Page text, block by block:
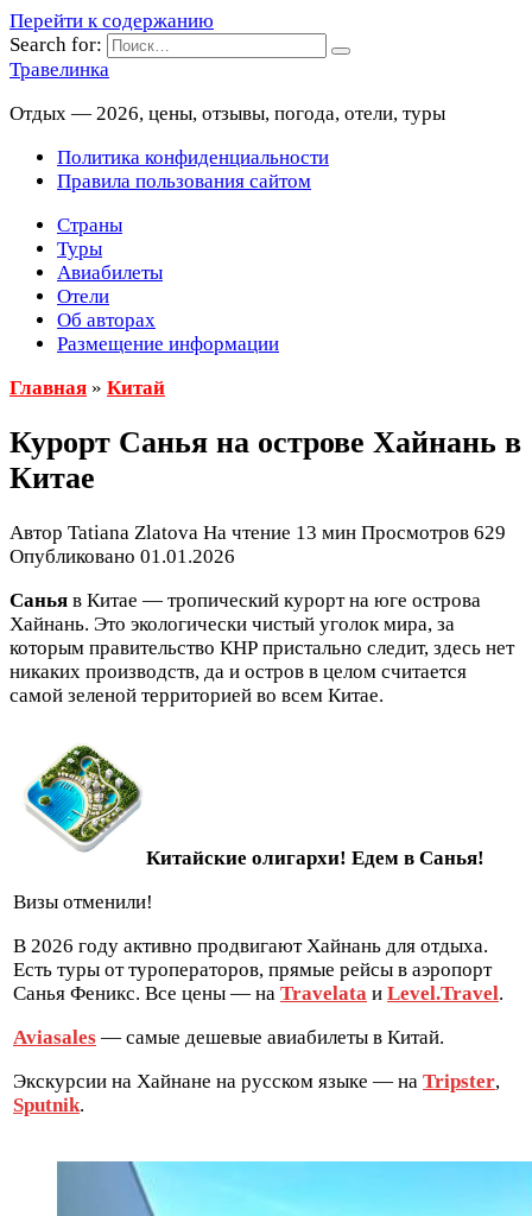
Перейти к содержанию
Search for:
Травелинка
Отдых — 2026, цены, отзывы, погода, отели, туры
Политика конфиденциальности
Правила пользования сайтом
Страны
Туры
Авиабилеты
Отели
Об авторах
Размещение информации
Главная » Китай
Курорт Санья на острове Хайнань в
Китае
Автор Tatiana Zlatova На чтение 13 мин Просмотров 629
Опубликовано 01.01.2026
Санья в Китае — тропический курорт на юге острова
Хайнань. Это экологически чистый уголок мира, за
которым правительство КНР пристально следит, здесь нет
никаких производств, да и остров в целом считается
самой зеленой территорией во всем Китае.
Китайские олигархи! Едем в Санья!
Визы отменили!
В 2026 году активно продвигают Хайнань для отдыха.
Есть туры от туроператоров, прямые рейсы в аэропорт
Санья Феникс. Все цены — на Travelata и Level.Travel.
Aviasales — самые дешевые авиабилеты в Китай.
Экскурсии на Хайнане на русском языке — на Tripster,
Sputnik.